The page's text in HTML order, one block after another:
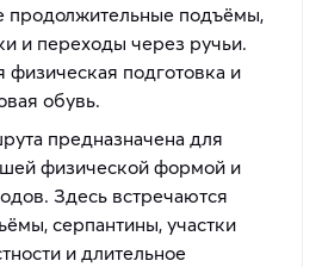
продолжительные подъёмы,
и переходы через ручьи.
физическая подготовка и
обувь.
предназначена для
физической формой и
Здесь встречаются
серпантины, участки
и длительное